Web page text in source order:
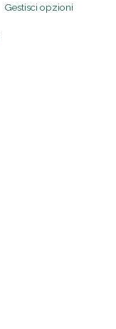
Gestisci opzioni